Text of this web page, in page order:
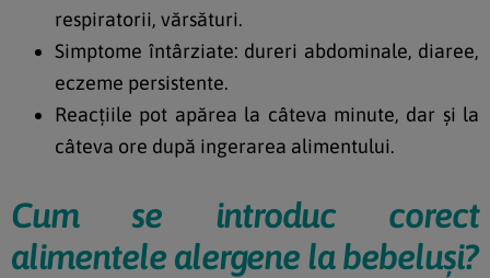
respiratorii, vărsături.
Simptome întârziate: dureri abdominale, diaree,
eczeme persistente.
Reacțiile pot apărea la câteva minute, dar și la
câteva ore după ingerarea alimentului.
Cum se introduc corect
alimentele alergene la bebeluși?